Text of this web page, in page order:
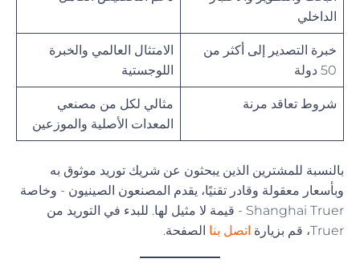
الداخلي
خبرة التصدير إلى أكثر من
50 دولة
الامتثال العالمي والخبرة
اللوجستية
شروط تعاقد مرنة
مثالي لكل من مصنعي
المعدات الأصلية والموزعين
بالنسبة للمشترين الذين يبحثون عن شريك توريد موثوق به
وبأسعار معقولة وقادر تقنيًا، يقدم المصنعون الصينيون - وخاصة
Shanghai Truer - قيمة لا مثيل لها. للبدء في التوريد من
Truer، قم بزيارة
اتصل بناالصفحة.